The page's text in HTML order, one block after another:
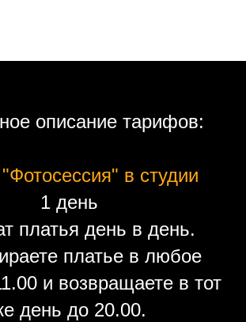
описание тарифов:
в студии
1 день
платья день в день.
платье в любое
и возвращаете в тот
день до 20.00.